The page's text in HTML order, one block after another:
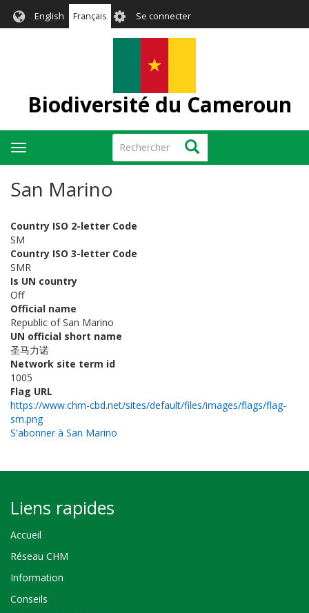
English Français User
account
Se connecter
Biodiversité du Cameroun
Rechercher Rechercher
Toggle
navigation
San Marino
Country ISO 2-letter Code
SM
Country ISO 3-letter Code
SMR
Is UN country
Off
Official name
Republic of San Marino
UN official short name
圣马力诺
Network site term id
1005
Flag URL
https://www.chm-cbd.net/sites/default/files/images/flags/flag-
sm.png
S'abonner à San Marino
Liens rapides
Accueil
Réseau CHM
Information
Conseils